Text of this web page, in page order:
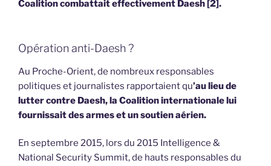
Coalition combattait effectivement Daesh [2].
Opération anti-Daesh ?
Au Proche-Orient, de nombreux responsables
politiques et journalistes rapportaient qu’au lieu de
lutter contre Daesh, la Coalition internationale lui
fournissait des armes et un soutien aérien.
En septembre 2015, lors du 2015 Intelligence &
National Security Summit, de hauts responsables du